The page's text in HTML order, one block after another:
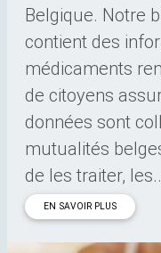
Belgique. Notre
contient des
médicaments
de citoyens
données sont
mutualités
de les traiter,
EN SAVOIR PLUS